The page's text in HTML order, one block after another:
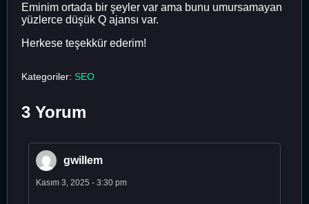
Eminim ortada bir şeyler var ama bunu umursamayan
yüzlerce düşük Q ajansı var.
Herkese teşekkür ederim!
Kategoriler: SEO
3 Yorum
gwillem
Kasım 3, 2025 - 3:30 pm